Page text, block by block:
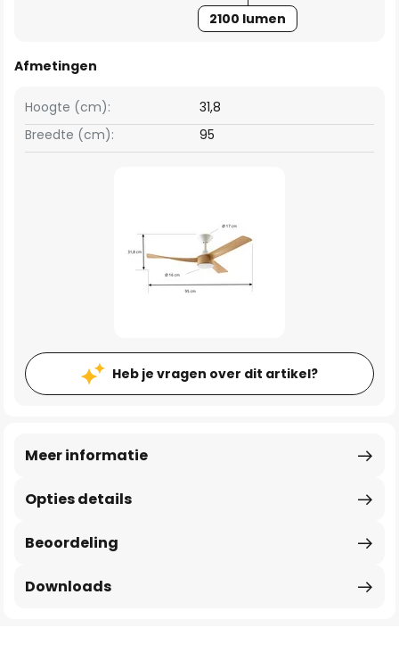
2100 lumen
Afmetingen
Breedte (cm): 95
Hoogte (cm): 31,8
Heb je vragen over dit artikel?
Opties details
Meer informatie
Beoordeling
Downloads